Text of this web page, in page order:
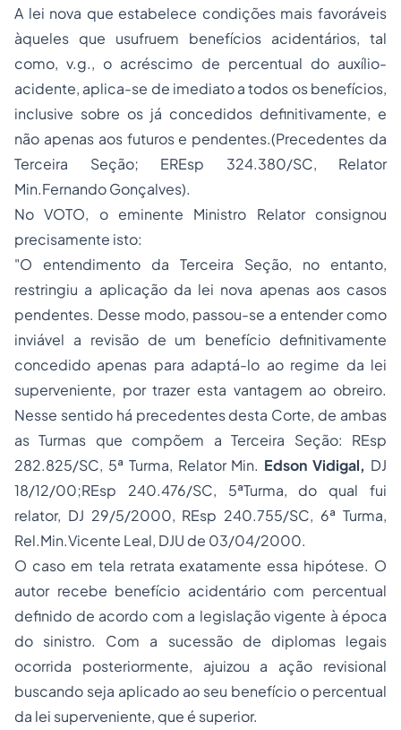
A lei nova que estabelece condições mais favoráveis
àqueles que usufruem benefícios acidentários, tal
como, v.g., o acréscimo de percentual do auxílio-
acidente, aplica-se de imediato a todos os benefícios,
inclusive sobre os já concedidos definitivamente, e
não apenas aos futuros e pendentes.(Precedentes da
Terceira Seção; EREsp 324.380/SC, Relator
Min.Fernando Gonçalves).
No VOTO, o eminente Ministro Relator consignou
precisamente isto:
"O entendimento da Terceira Seção, no entanto,
restringiu a aplicação da lei nova apenas aos casos
pendentes. Desse modo, passou-se a entender como
inviável a revisão de um benefício definitivamente
concedido apenas para adaptá-lo ao regime da lei
superveniente, por trazer esta vantagem ao obreiro.
Nesse sentido há precedentes desta Corte, de ambas
as Turmas que compõem a Terceira Seção: REsp
282.825/SC, 5ª Turma, Relator Min. Edson Vidigal, DJ
18/12/00;REsp 240.476/SC, 5ªTurma, do qual fui
relator, DJ 29/5/2000, REsp 240.755/SC, 6ª Turma,
Rel.Min.Vicente Leal, DJU de 03/04/2000.
O caso em tela retrata exatamente essa hipótese. O
autor recebe benefício acidentário com percentual
definido de acordo com a legislação vigente à época
do sinistro. Com a sucessão de diplomas legais
ocorrida posteriormente, ajuizou a ação revisional
buscando seja aplicado ao seu benefício o percentual
da lei superveniente, que é superior.